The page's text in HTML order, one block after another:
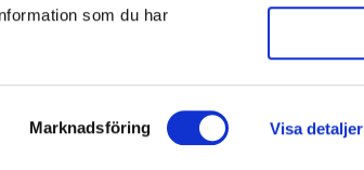
som du har
Marknadsföring Visa detaljer